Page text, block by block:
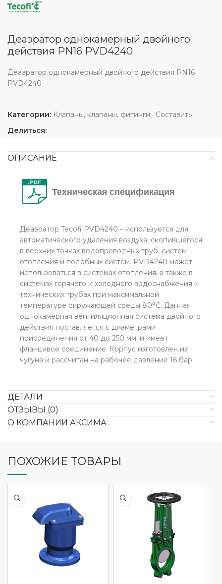
Деаэратор однокамерный двойного
действия PN16 PVD4240
Деаэратор однокамерный двойного действия PN16
PVD4240
Категории: Клапаны, клапаны, фитинги , Составить
Делиться:
ОПИСАНИЕ
Техническая спецификация
Деаэратор Tecofi PVD4240 – используется для
автоматического удаления воздуха, скопившегося
в верхних точках водопроводных труб, систем
отопления и подобных систем. PVD4240 может
использоваться в системах отопления, а также в
системах горячего и холодного водоснабжения и
технических трубах при максимальной
температуре окружающей среды 80°С. Данная
однокамерная вентиляционная система двойного
действия поставляется с диаметрами
присоединения от 40 до 250 мм. и имеет
фланцевое соединение. Корпус изготовлен из
чугуна и рассчитан на рабочее давление 16 бар.
ДЕТАЛИ
ОТЗЫВЫ (0)
О КОМПАНИИ АКСИМА
ПОХОЖИЕ ТОВАРЫ